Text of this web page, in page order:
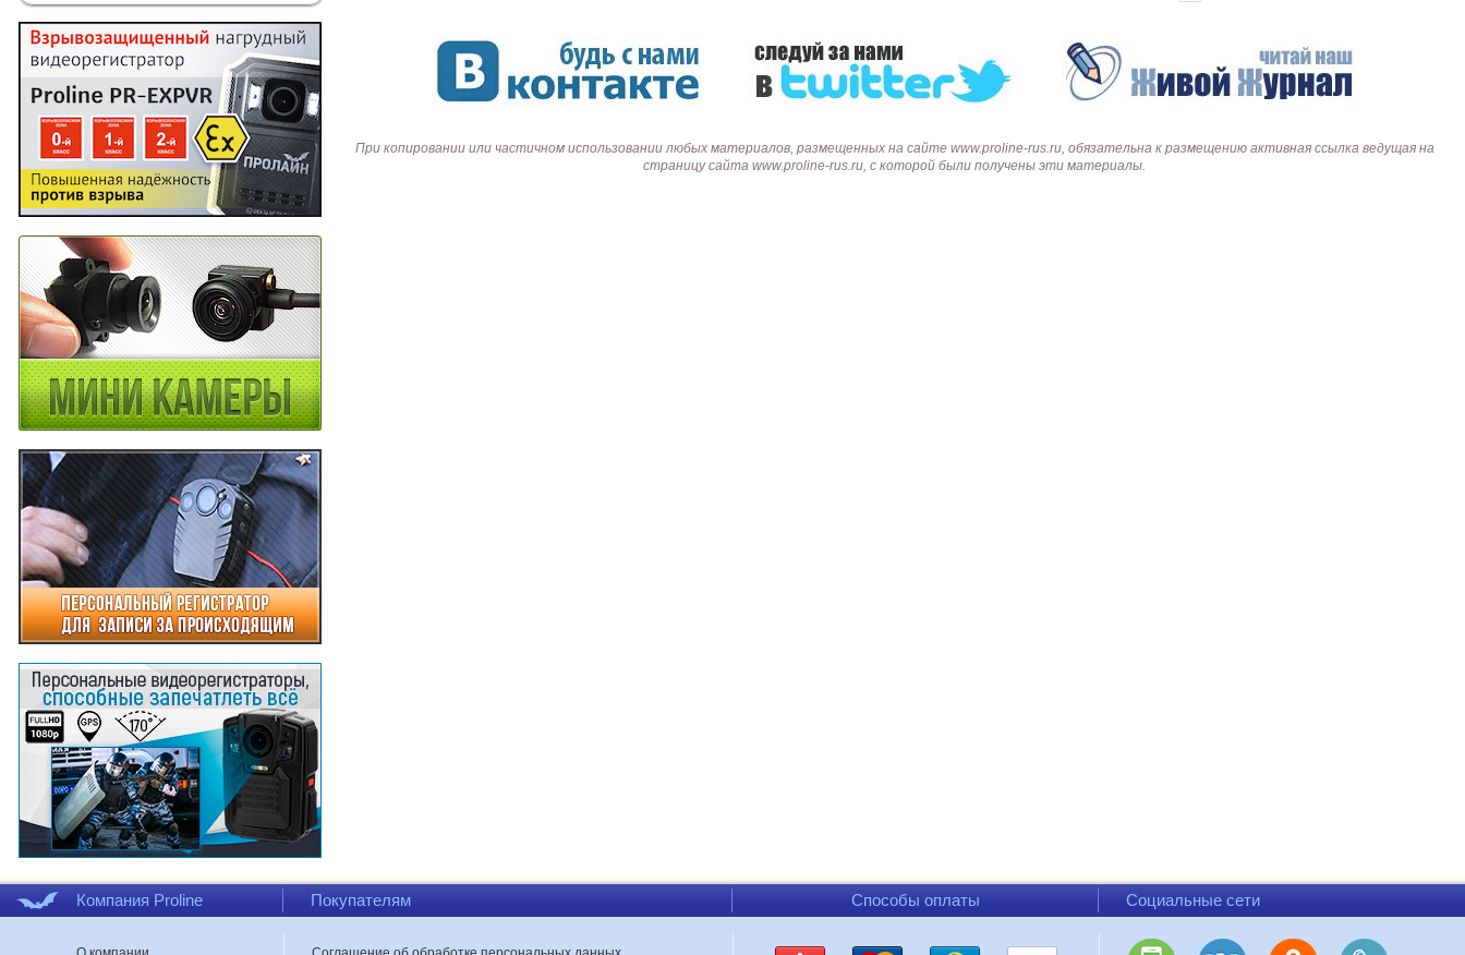
При копировании или частичном использовании любых материалов, размещенных на сайте www.proline-rus.ru, обязательна к размещению активная ссылка ведущая на
страницу сайта www.proline-rus.ru, с которой были получены эти материалы.
Компания Proline Покупателям Способы оплаты Социальные сети